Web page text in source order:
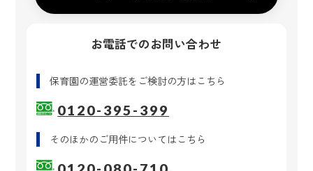
お電話でのお問い合わせ
保育園の運営委託をご検討の方はこちら
0120-395-399
そのほかのご用件についてはこちら